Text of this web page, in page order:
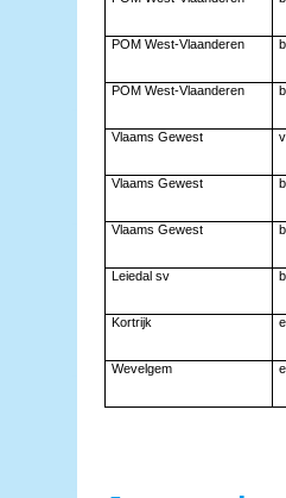
POM West-Vlaanderen
POM West-Vlaanderen
Vlaams Gewest
Vlaams Gewest
Vlaams Gewest
Leiedal sv
Kortrijk
Wevelgem